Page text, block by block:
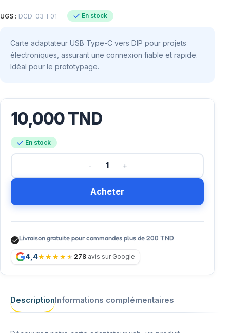
UGS : DCD-03-F01 En stock
Carte adaptateur USB Type-C vers DIP pour projets
électroniques, assurant une connexion fiable et rapide.
Idéal pour le prototypage.
10,000TND
En stock
Acheter
Livraison gratuite pour commandes plus de 200 TND
4,4 278 avis sur Google
DescriptionInformations complémentaires